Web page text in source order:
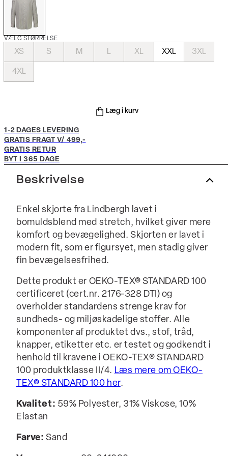
VÆLG STØRRELSE
XS S M L XL XXL 3XL
4XL
Læg i kurv
1-2 DAGES LEVERING
GRATIS FRAGT V/ 499,-
GRATIS RETUR
BYT I 365 DAGE
Beskrivelse
Enkel skjorte fra Lindbergh lavet i
bomuldsblend med stretch, hvilket giver mere
komfort og bevægelighed. Skjorten er lavet i
modern fit, som er figursyet, men stadig giver
fin bevægelsesfrihed.
Dette produkt er OEKO-TEX® STANDARD 100
certificeret (cert.nr. 2176-328 DTI) og
overholder standardens strenge krav for
sundheds- og miljøskadelige stoffer. Alle
komponenter af produktet dvs., stof, tråd,
knapper, etiketter etc. er testet og godkendt i
henhold til kravene i OEKO-TEX® STANDARD
100 produktklasse II/4. Læs mere om OEKO-
TEX® STANDARD 100 her.
Kvalitet: 59% Polyester, 31% Viskose, 10%
Elastan
Farve: Sand